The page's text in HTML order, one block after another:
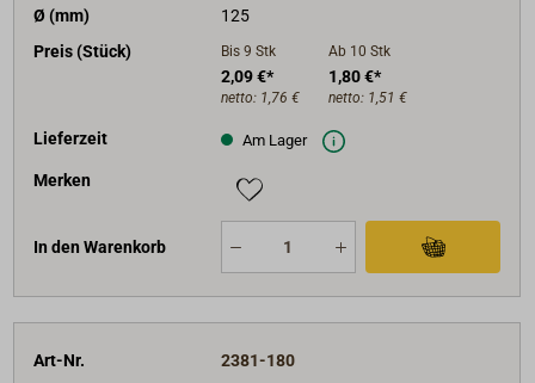
Ø (mm)
125
Preis (Stück)
Bis 9 Stk
2,09 €*
netto: 1,76 €
Ab 10 Stk
1,80 €*
netto: 1,51 €
Lieferzeit Am Lager
Merken
In den Warenkorb
Art-Nr.
2381-180